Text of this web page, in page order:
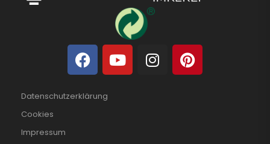
Datenschutzerklärung
Cookies
Impressum